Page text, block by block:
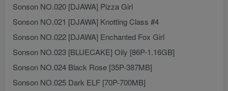
Sonson NO.020 [DJAWA] Pizza Girl
Sonson NO.021 [DJAWA] Knotting Class #4
Sonson NO.022 [DJAWA] Enchanted Fox Girl
Sonson NO.023 [BLUECAKE] Oily [86P-1.16GB]
Sonson NO.024 Black Rose [35P-387MB]
Sonson NO.025 Dark ELF [70P-700MB]